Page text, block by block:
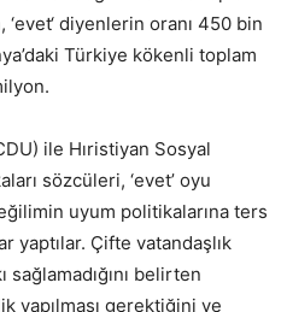
diyenlerin oranı 450 bin
Türkiye kökenli toplam
ile Hıristiyan Sosyal
sözcüleri, ‘evet’ oyu
uyum politikalarına ters
yaptılar. Çifte vatandaşlık
belirten
yapılması gerektiğini ve